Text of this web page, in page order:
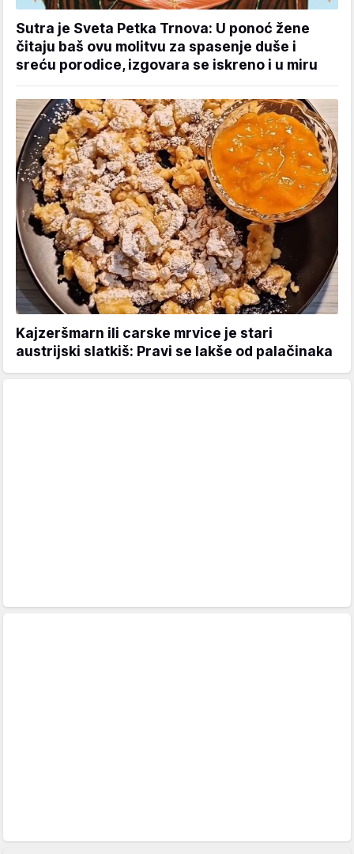
Sutra je Sveta Petka Trnova: U ponoć žene
čitaju baš ovu molitvu za spasenje duše i
sreću porodice, izgovara se iskreno i u miru
Kajzeršmarn ili carske mrvice je stari
austrijski slatkiš: Pravi se lakše od palačinaka